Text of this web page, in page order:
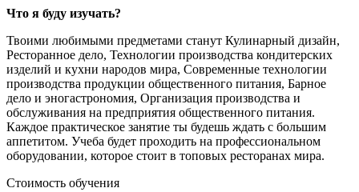
Что я буду изучать?
Твоими любимыми предметами станут Кулинарный дизайн,
Ресторанное дело, Технологии производства кондитерских
изделий и кухни народов мира, Современные технологии
производства продукции общественного питания, Барное
дело и эногастрономия, Организация производства и
обслуживания на предприятия общественного питания.
Каждое практическое занятие ты будешь ждать с большим
аппетитом. Учеба будет проходить на профессиональном
оборудовании, которое стоит в топовых ресторанах мира.
Стоимость обучения